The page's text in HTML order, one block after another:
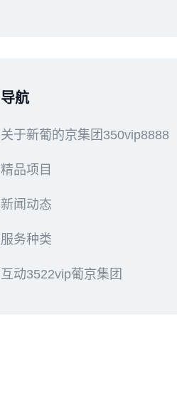
导航
关于新葡的京集团350vip8888
精品项目
新闻动态
服务种类
互动3522vip葡京集团